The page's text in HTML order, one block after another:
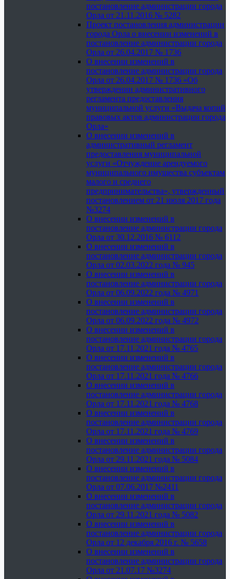
постановление администрации города
Орла от 21.11.2016 № 5282
Проект постановления администрации
города Орла о внесении изменений в
постановление администрации города
Орла от 26.04.2017 № 1736
О внесении изменений в
постановление администрации города
Орла от 26.04.2017 № 1736 «Об
утверждении административного
регламента предоставления
муниципальной услуги «Выдача копий
правовых актов администрации города
Орла»
О внесении изменений в
административный регламент
предоставления муниципальной
услуги «Отчуждение арендуемого
муниципального имущества субъектам
малого и среднего
предпринимательства», утвержденный
постановлением от 21 июля 2017 года
№3274
О внесении изменений в
постановление администрации города
Орла от 30.12.2016 № 6112
О внесении изменений в
постановление администрации города
Орла от 02.03.2022 года № 945
О внесении изменений в
постановление администрации города
Орла от 06.09.2022 года № 4971
О внесении изменений в
постановление администрации города
Орла от 06.09.2022 года № 4972
О внесении изменений в
постановление администрации города
Орла от 17.11.2021 года № 4765
О внесении изменений в
постановление администрации города
Орла от 17.11.2021 года № 4766
О внесении изменений в
постановление администрации города
Орла от 17.11.2021 года № 4768
О внесении изменений в
постановление администрации города
Орла от 17.11.2021 года № 4769
О внесении изменений в
постановление администрации города
Орла от 29.11.2021 года № 5084
О внесении изменений в
постановление администрации города
Орла от 07.06.2017 №2411
О внесении изменений в
постановление администрации города
Орла от 29.11.2021 года № 5082
О внесении изменений в
постановление администрации города
Орла от 12 декабря 2016 г. № 5658
О внесении изменений в
постановление администрации города
Орла от 21.07.17 №3274